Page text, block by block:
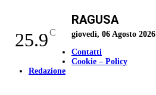
25.9C
RAGUSA
giovedì, 06 Agosto 2026
Contatti
Cookie – Policy
Redazione